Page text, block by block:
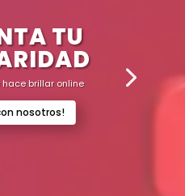
TU
hace brillar online
nosotros!